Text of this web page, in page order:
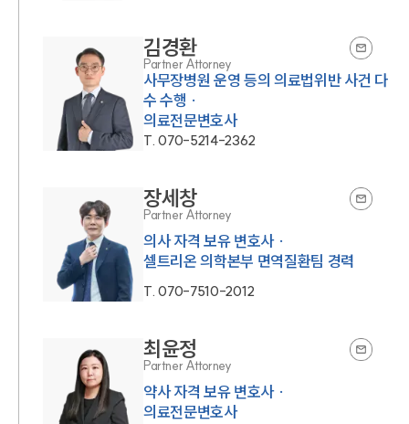
김경환
Partner Attorney
사무장병원 운영 등의 의료법위반 사건 다
수 수행 ·
의료전문변호사
T.070-5214-2362
장세창
Partner Attorney
의사 자격 보유 변호사 ·
셀트리온 의학본부 면역질환팀 경력
T.070-7510-2012
최윤정
Partner Attorney
약사 자격 보유 변호사 ·
의료전문변호사